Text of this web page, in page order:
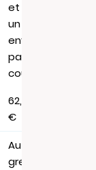
et
un
envoi
par
courrier
62,88
€
Au
greffe,